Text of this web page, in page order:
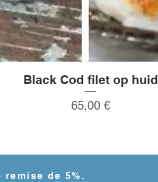
Aperçu rapide
Black Cod filet op huid
Prix
65,00 €
de 5%.